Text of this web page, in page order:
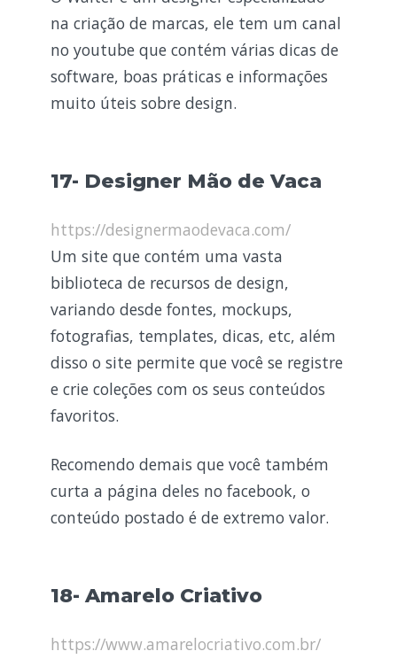
na criação de marcas, ele tem um canal
no youtube que contém várias dicas de
software, boas práticas e informações
muito úteis sobre design.
17- Designer Mão de Vaca
https://designermaodevaca.com/
Um site que contém uma vasta
biblioteca de recursos de design,
variando desde fontes, mockups,
fotografias, templates, dicas, etc, além
disso o site permite que você se registre
e crie coleções com os seus conteúdos
favoritos.
Recomendo demais que você também
curta a página deles no facebook, o
conteúdo postado é de extremo valor.
18- Amarelo Criativo
https://www.amarelocriativo.com.br/